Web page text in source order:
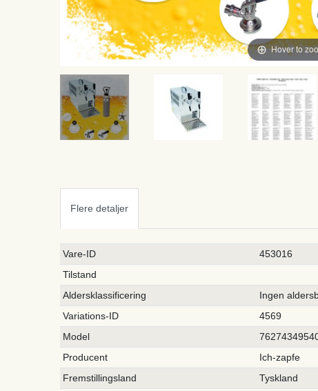
Hover to
Flere detaljer
Ceres::Template.singleItemTechnicalDataAttribute
Ceres::Template.singleItemTechnicalDataValue
Vare-ID
453016
Tilstand
Aldersklassificering
Ingen
Variations-ID
4569
Model
Producent
Ich-zapfe
Fremstillingsland
Tyskland